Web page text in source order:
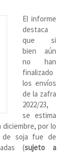
El informe
destaca
que si
bien aún
no han
finalizado
los envíos
de la zafra
2022/23,
se estima
por lo
de soja fue de
(sujeto a